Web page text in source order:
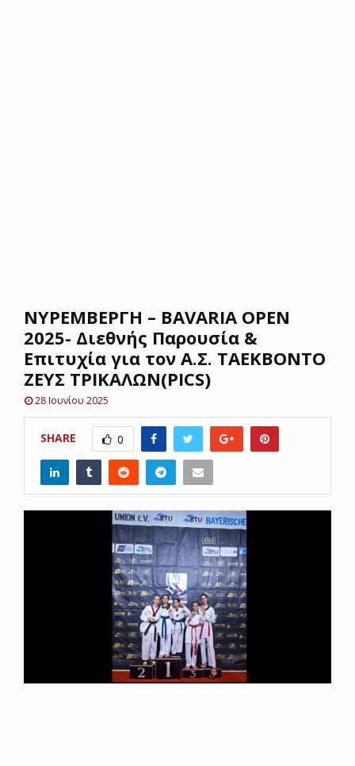
UΝΥΡΕΜΒΕΡΓΗ – BAVARIA OPEN
2025- Διεθνής Παρουσία &
Επιτυχία για τον Α.Σ. ΤΑΕΚΒΟΝΤΟ
ΖΕΥΣ ΤΡΙΚΑΛΩΝ(PICS)
28 Ιουνίου 2025
SHARE 0